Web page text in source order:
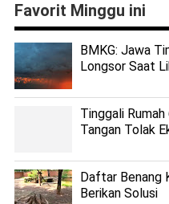
Favorit Minggu ini
BMKG: Jawa
Longsor Saat
Tinggali Rumah
Tangan Tolak
Daftar Benang
Berikan Solusi